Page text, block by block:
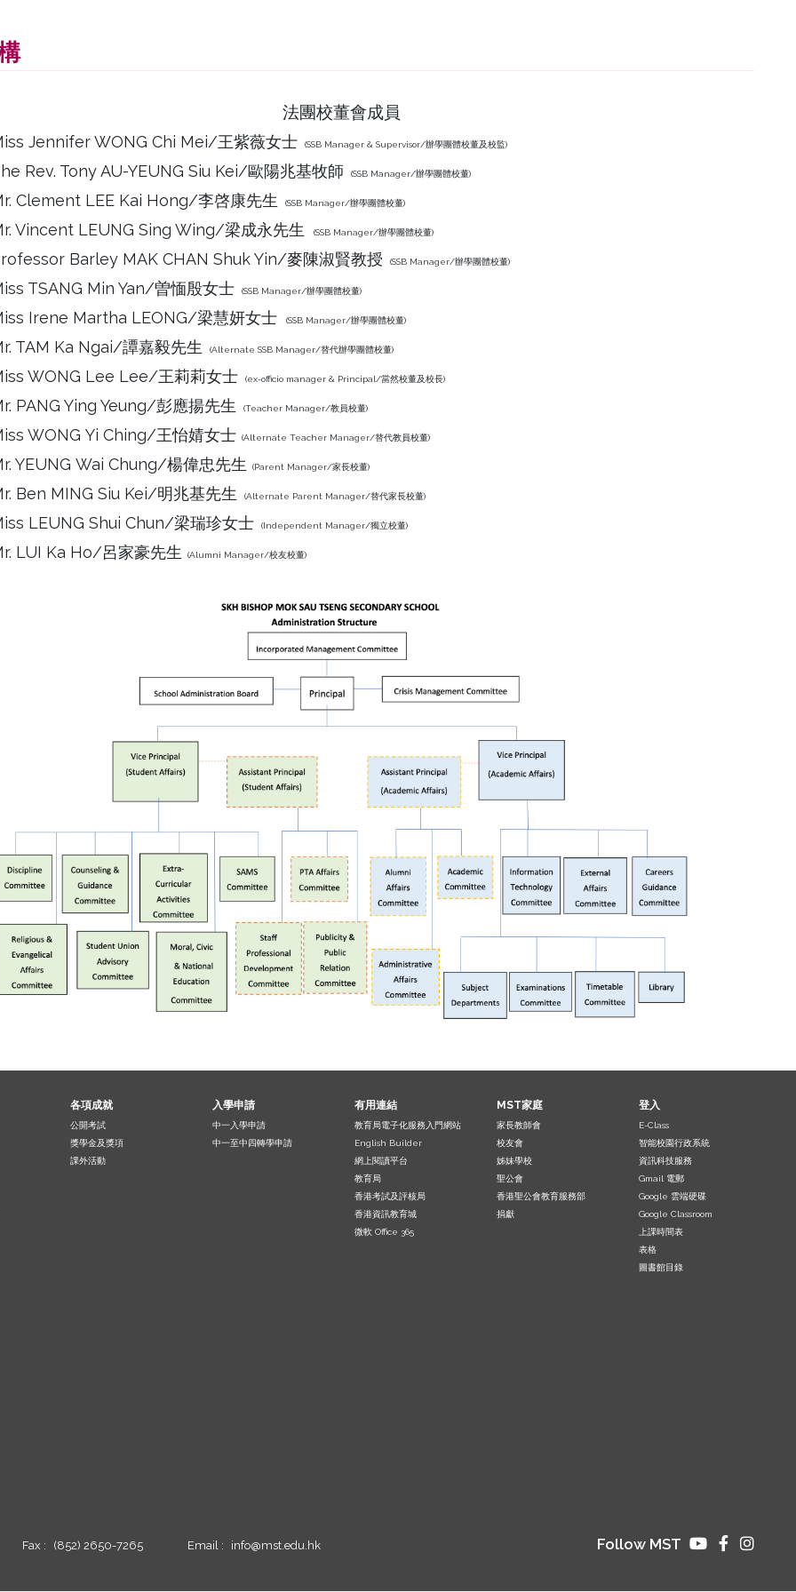
法團校董會成員
Jennifer WONG Chi Mei/王紫薇女士 (SSB Manager & Supervisor/辦學團體校董及校監)
Rev. Tony AU-YEUNG Siu Kei/歐陽兆基牧師 (SSB Manager/辦學團體校董)
Clement LEE Kai Hong/李啓康先生 (SSB Manager/辦學團體校董)
Vincent LEUNG Sing Wing/梁成永先生 (SSB Manager/辦學團體校董)
Barley MAK CHAN Shuk Yin/麥陳淑賢教授 (SSB Manager/辦學團體校董)
TSANG Min Yan/曽愐殷女士 (SSB Manager/辦學團體校董)
Irene Martha LEONG/梁慧妍女士 (SSB Manager/辦學團體校董)
TAM Ka Ngai/譚嘉毅先生 (Alternate SSB Manager/替代辦學團體校董)
WONG Lee Lee/王莉莉女士 (ex-officio manager & Principal/當然校董及校長)
PANG Ying Yeung/彭應揚先生 (Teacher Manager/教員校董)
WONG Yi Ching/王怡婧女士(Alternate Teacher Manager/替代教員校董)
YEUNG Wai Chung/楊偉忠先生 (Parent Manager/家長校董)
Ben MING Siu Kei/明兆基先生 (Alternate Parent Manager/替代家長校董)
LEUNG Shui Chun/梁瑞珍女士 (Independent Manager/獨立校董)
LUI Ka Ho/呂家豪先生 (Alumni Manager/校友校董)
各項成就
公開考試
獎學金及獎項
課外活動
入學申請
中一入學申請
中一至中四轉學申請
有用連結
教育局電子化服務入門網站
English Builder
網上閱讀平台
教育局
香港考試及評核局
香港資訊教育城
微軟 Office 365
MST家庭
家長教師會
校友會
姊妹學校
聖公會
香港聖公會教育服務部
捐獻
登入
E-Class
智能校園行政系統
資訊科技服務
Gmail 電郵
Google 雲端硬碟
Google Classroom
上課時間表
表格
圖書館目錄
Fax : (852) 2650-7265 Email : info@mst.edu.hk Follow MST